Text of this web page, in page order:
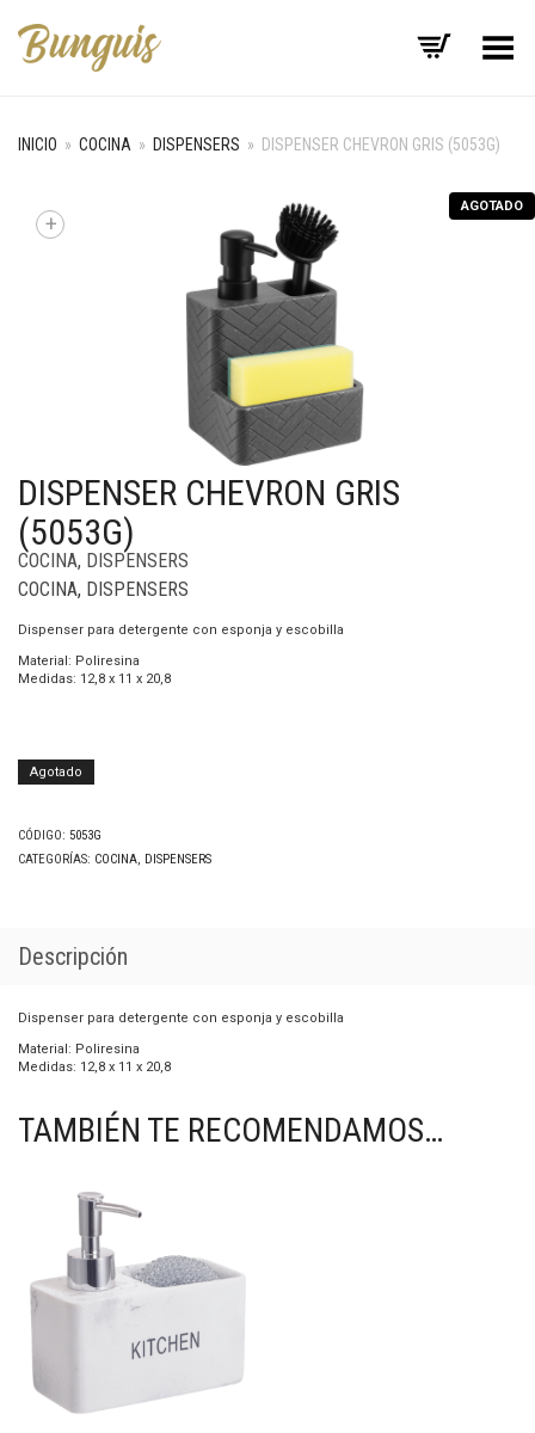
Menú
INICIO » COCINA » DISPENSERS » DISPENSER CHEVRON GRIS (5053G)
AGOTADO
+
DISPENSER CHEVRON GRIS
(5053G)
COCINA, DISPENSERS
COCINA, DISPENSERS
Dispenser para detergente con esponja y escobilla
Material: Poliresina
Medidas: 12,8 x 11 x 20,8
Agotado
CÓDIGO: 5053G
CATEGORÍAS: COCINA, DISPENSERS
Descripción
Dispenser para detergente con esponja y escobilla
Material: Poliresina
Medidas: 12,8 x 11 x 20,8
TAMBIÉN TE RECOMENDAMOS…